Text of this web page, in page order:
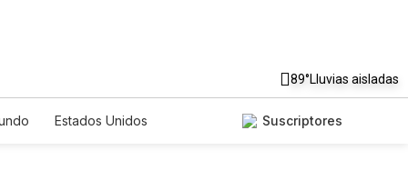
89°Lluvias aisladas
Estados Unidos
Suscriptores